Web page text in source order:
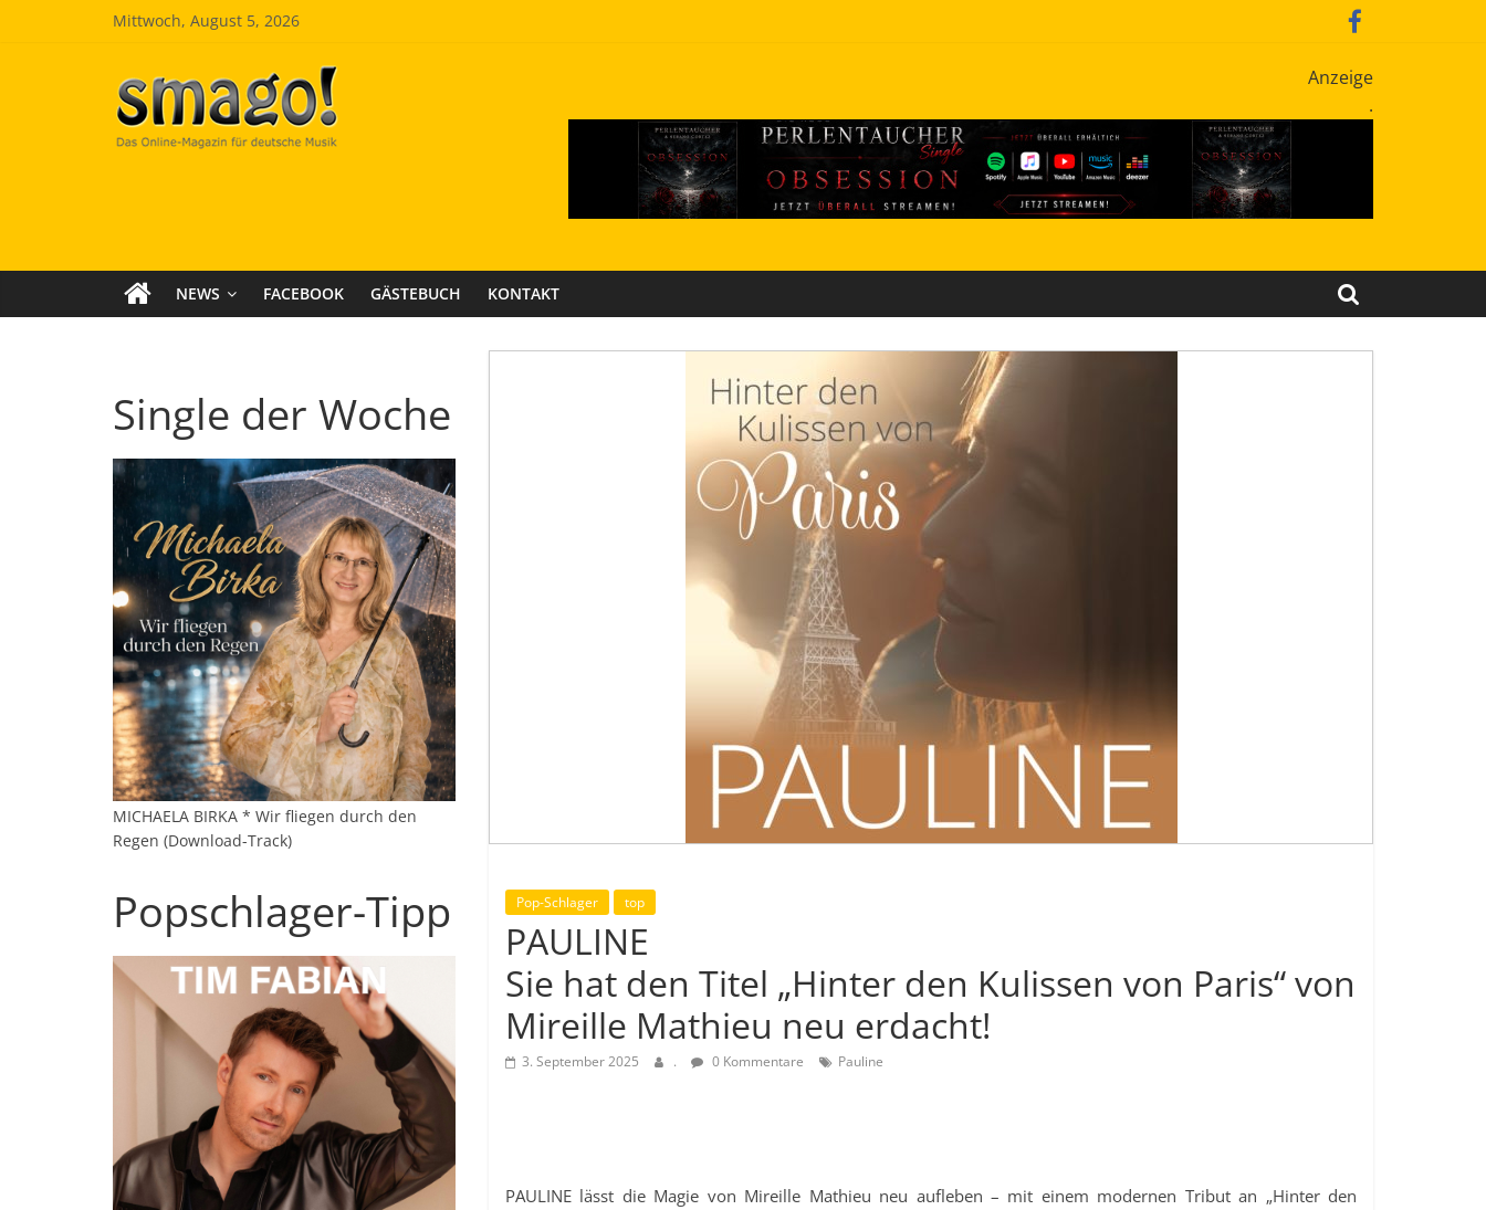
Mittwoch, August 5, 2026
Smago
SchlagerMAGazinOnline
Anzeige
.
NEWS FACEBOOK GÄSTEBUCH KONTAKT
Pop-Schlager top
PAULINE
Sie hat den Titel „Hinter den Kulissen von Paris“ von
Mireille Mathieu neu erdacht!
3. September 2025 . 0 Kommentare Pauline
PAULINE lässt die Magie von Mireille Mathieu neu aufleben – mit einem modernen Tribut an „Hinter den
Single der Woche
MICHAELA BIRKA * Wir fliegen durch den
Regen (Download-Track)
Popschlager-Tipp